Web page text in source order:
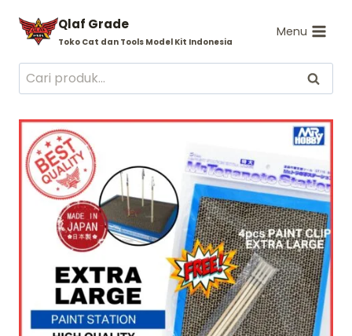
content
Qlaf Grade
Toko Cat dan Tools Model Kit Indonesia
Menu
Pencarian
untuk:
Cari